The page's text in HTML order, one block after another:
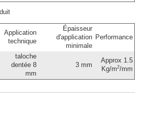
Application
technique
Épaisseur
d'application
minimale
Performance
taloche
dentée 8
mm
3 mm
Approx 1.5
Kg/m2/mm